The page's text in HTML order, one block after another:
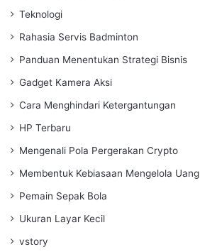
Teknologi
Rahasia Servis Badminton
Panduan Menentukan Strategi Bisnis
Gadget Kamera Aksi
Cara Menghindari Ketergantungan
HP Terbaru
Mengenali Pola Pergerakan Crypto
Membentuk Kebiasaan Mengelola Uang
Pemain Sepak Bola
Ukuran Layar Kecil
vstory